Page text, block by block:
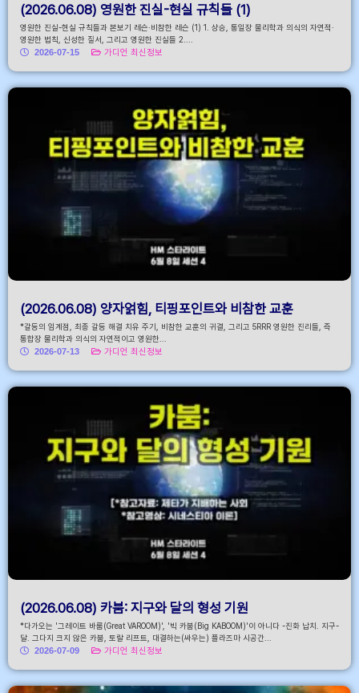
(2026.06.08) 영원한 진실-현실 규칙들 (1)
영원한 진실-현실 규칙들과 본보기 레슨·비참한 레슨 (1) 1. 상승, 통일장 물리학과 의식의 자연적·
영원한 법칙, 신성한 질서, 그리고 영원한 진실들 2....
2026-07-15
가디언 최신정보
(2026.06.08) 양자얽힘, 티핑포인트와 비참한 교훈
*갈등의 임계점, 최종 갈등 해결 치유 주기, 비참한 교훈의 귀결, 그리고 5RRR 영원한 진리들, 즉
통합장 물리학과 의식의 자연적이고 영원한...
2026-07-13
가디언 최신정보
(2026.06.08) 카붐: 지구와 달의 형성 기원
*다가오는 '그레이트 바룸(Great VAROOM)', '빅 카붐(Big KABOOM)'이 아니다 -진화 납치. 지구-
달. 그다지 크지 않은 카붐, 토랄 리프트, 대결하는(싸우는) 플라즈마 시공간...
2026-07-09
가디언 최신정보